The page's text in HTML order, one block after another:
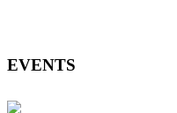
EVENTS